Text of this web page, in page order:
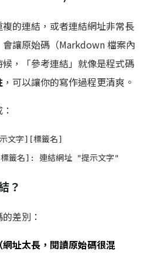
的連結，或者連結網址非常長
讓原始碼（Markdown 檔案內
，「參考連結」就像是程式碼
，可以讓你的寫作過程更清爽。
文字][標籤名]
籤名]: 連結網址 "提示文字"
？
差別：
址太長，閱讀原始碼很混